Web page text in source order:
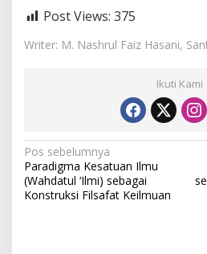
Post Views: 375
Writer: M. Nashrul Faiz Hasani,
Ikuti Kami
N
a
v
Pos sebelumnya
Paradigma Kesatuan Ilmu
(Wahdatul ‘Ilmi) sebagai
Konstruksi Filsafat Keilmuan